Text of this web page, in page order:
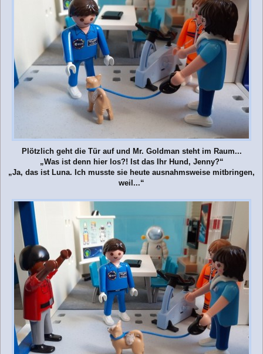
Plötzlich geht die Tür auf und Mr. Goldman steht im Raum...
„Was ist denn hier los?! Ist das Ihr Hund, Jenny?“
„Ja, das ist Luna. Ich musste sie heute ausnahmsweise mitbringen,
weil...“